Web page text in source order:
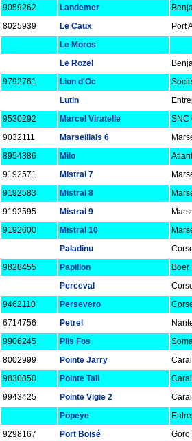
9059262
Landemer
8025939
Le Caux
Port
Le Moros
Le Rozel
9792761
Lion d'Oc
Lutin
9530292
Marcel Viratelle
SNC
9032111
Marseillais 6
8954386
Milo
9192571
Mistral 7
9192583
Mistral 8
9192595
Mistral 9
9192600
Mistral 10
Paladinu
9828455
Papillon
Perceval
9462110
Persevero
6714756
Petrel
9906245
Plis Fos
8002999
Pointe Jarry
9830850
Pointe Tali
9943425
Pointe Vigie 2
Popeye
9298167
Port Boisé
Goro